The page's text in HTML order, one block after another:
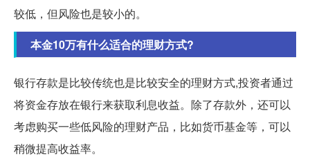
较低，但风险也是较小的。
本金10万有什么适合的理财方式?
银行存款是比较传统也是比较安全的理财方式,投资者通过
将资金存放在银行来获取利息收益。除了存款外，还可以
考虑购买一些低风险的理财产品，比如货币基金等，可以
稍微提高收益率。